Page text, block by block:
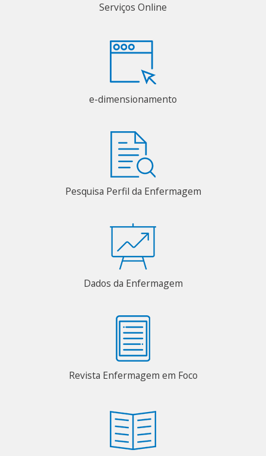
Serviços Online
e-dimensionamento
Pesquisa Perfil da Enfermagem
Dados da Enfermagem
Revista Enfermagem em Foco